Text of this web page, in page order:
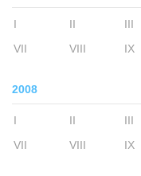
I II III
VII
VIII IX
2008
I II III
VII
VIII IX